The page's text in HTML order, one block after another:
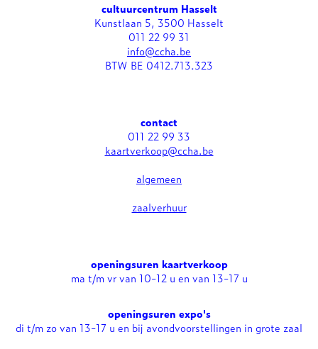
cultuurcentrum Hasselt
Kunstlaan 5, 3500 Hasselt
011 22 99 31
info@ccha.be
BTW BE 0412.713.323
contact
011 22 99 33
kaartverkoop@ccha.be
algemeen
zaalverhuur
openingsuren kaartverkoop
ma t/m vr van 10-12 u en van 13-17 u
openingsuren expo's
di t/m zo van 13-17 u en bij avondvoorstellingen in grote zaal